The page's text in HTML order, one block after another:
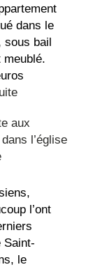
dans le
sous bail
meublé.
:
à
louer
Coeur
aux
l’église
l’ont
Saint-
le